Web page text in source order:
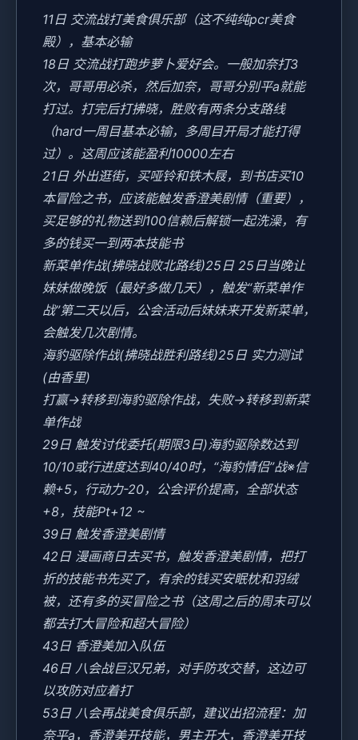
11日 交流战打美食俱乐部（这不纯纯pcr美食
殿），基本必输
18日 交流战打跑步萝卜爱好会。一般加奈打3
次，哥哥用必杀，然后加奈，哥哥分别平a就能
打过。打完后打拂晓，胜败有两条分支路线
（hard一周目基本必输，多周目开局才能打得
过）。这周应该能盈利10000左右
21日 外出逛街，买哑铃和铁木屐，到书店买10
本冒险之书，应该能触发香澄美剧情（重要），
买足够的礼物送到100信赖后解锁一起洗澡，有
多的钱买一到两本技能书
新菜单作战(拂晓战败北路线)25日 25日当晚让
妹妹做晚饭（最好多做几天），触发“新菜单作
战”第二天以后，公会活动后妹妹来开发新菜单，
会触发几次剧情。
海豹驱除作战(拂晓战胜利路线)25日 实力测试
(由香里)
打赢→转移到海豹驱除作战，失败→转移到新菜
单作战
29日 触发讨伐委托(期限3日)海豹驱除数达到
10/10或行进度达到40/40时，“海豹情侣”战※信
赖+5，行动力-20，公会评价提高，全部状态
+8，技能Pt+12 ~
39日 触发香澄美剧情
42日 漫画商日去买书，触发香澄美剧情，把打
折的技能书先买了，有余的钱买安眠枕和羽绒
被，还有多的买冒险之书（这周之后的周末可以
都去打大冒险和超大冒险）
43日 香澄美加入队伍
46日 八会战巨汉兄弟，对手防攻交替，这边可
以攻防对应着打
53日 八会再战美食俱乐部，建议出招流程：加
奈平a，香澄美开技能，男主开大，香澄美开技